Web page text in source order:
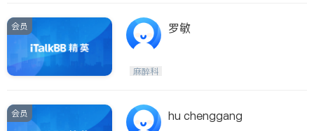
会员 罗敏
麻醉科
会员 hu chenggang